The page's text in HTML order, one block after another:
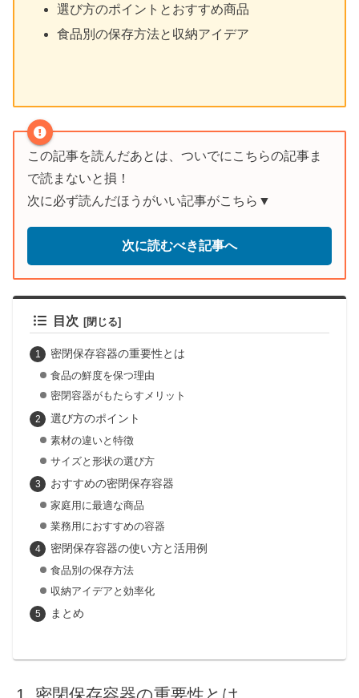
選び方のポイントとおすすめ商品
食品別の保存方法と収納アイデア
この記事を読んだあとは、ついでにこちらの記事ま
で読まないと損！
次に必ず読んだほうがいい記事がこちら▼
次に読むべき記事へ
目次
密閉保存容器の重要性とは
食品の鮮度を保つ理由
密閉容器がもたらすメリット
選び方のポイント
素材の違いと特徴
サイズと形状の選び方
おすすめの密閉保存容器
家庭用に最適な商品
業務用におすすめの容器
密閉保存容器の使い方と活用例
食品別の保存方法
収納アイデアと効率化
まとめ
密閉保存容器の重要性とは